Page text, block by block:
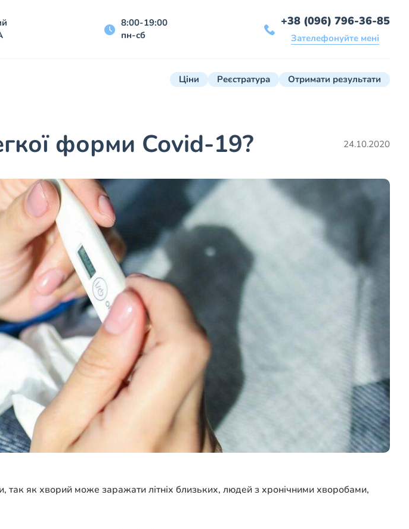
8:00-19:00
пн-сб
+38 (096) 796-36-85
Зателефонуйте мені
Ціни Реєстратура Отримати результати
форми Covid-19? 24.10.2020
так як хворий може заражати літніх близьких, людей з хронічними хворобами,